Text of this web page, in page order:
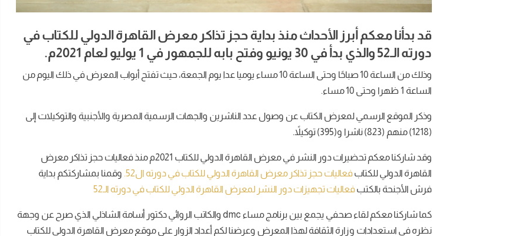
قد بدأنا معكم أبرز الأحداث منذ بداية حجز تذاكر معرض القاهرة الدولي للكتاب في
دورته الـ52 والذي بدأ في 30 يونيو وفتح بابه للجمهور في 1 يوليو لعام 2021م.
وذلك من الساعة 10 صباحًا وحتى الساعة 10 مساء يوميا عدا يوم الجمعة، حيث تفتح أبواب المعرض في ذلك اليوم من
الساعة 1 ظهرا وحتى 10 مساء.
وذكر الموقع الرسمي لمعرض الكتاب عن وصول عدد الناشرين والجهات الرسمية المصرية والأجنبية والتوكيلات إلى
(1218) منهم (823) ناشرا و(395) توكيلاً.
وقد شاركنا معكم تحضيرات دور النشر في معرض القاهرة الدولي للكتاب 2021م منذ فعاليات حجز تذاكر معرض
القاهرة الدولي للكتابفعاليات حجز تذاكر معرض القاهرة الدولي للكتاب في دورته ال52.
وقمنا بمشاركتكم بداية
فرش الأجنحة بالكتبفعاليات تجهيزات دور النشر لمعرض القاهرة الدولي للكتاب في دورته الـ52
كما شاركنا معكم لقاء صحفي يجمع بين برنامج مساء dmc والكاتب الروائي دكتور أسامة الشاذلي الذي صرح عن وجهة
نظره في استعدادات وزارة الثقافة لهذا المعرض وعرضنا لكم أعداد الزوار على موقع معرض القاهرة الدولي للكتاب